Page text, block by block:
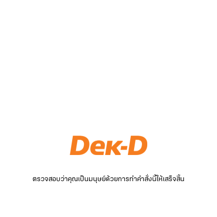
ตรวจสอบว่าคุณเป็นมนุษย์ด้วยการทำคำสั่งนี้ให้เสร็จสิ้น